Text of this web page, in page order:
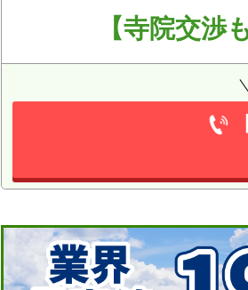
【寺院交渉